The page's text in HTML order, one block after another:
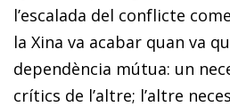
l’escalada del conflicte
la Xina va acabar quan va
dependència mútua: un
crítics de l’altre; l’altre